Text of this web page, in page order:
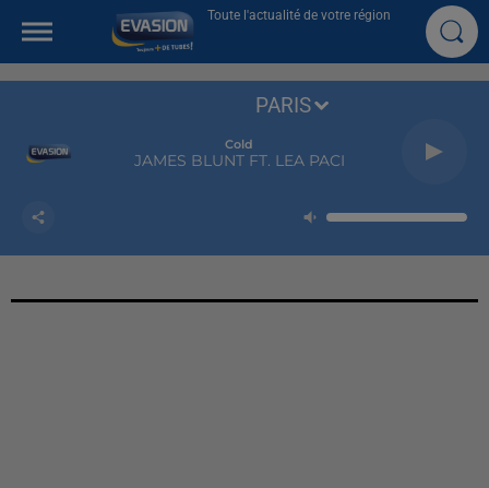
Toute l'actualité de votre région
Cold
JAMES BLUNT FT. LEA PACI
PARIS